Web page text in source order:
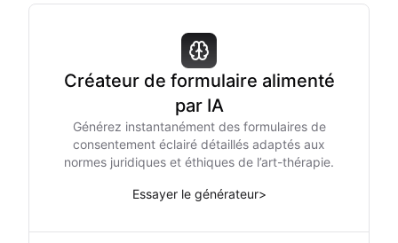
Créateur de formulaire alimenté
par IA
Générez instantanément des formulaires de
consentement éclairé détaillés adaptés aux
normes juridiques et éthiques de l’art-thérapie.
Essayer le générateur>